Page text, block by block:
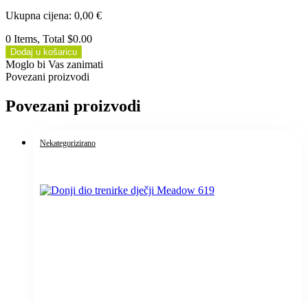
Ukupna cijena: 0,00 €
0 Items, Total $0.00
Dodaj u košaricu
Moglo bi Vas zanimati
Povezani proizvodi
Povezani proizvodi
Nekategorizirano